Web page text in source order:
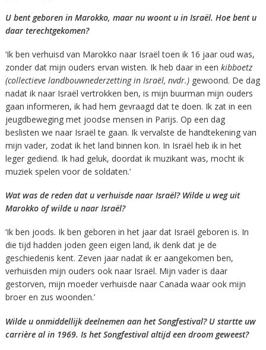
U bent geboren in Marokko, maar nu woont u in Israël. Hoe bent u
daar terechtgekomen?
‘Ik ben verhuisd van Marokko naar Israël toen ik 16 jaar oud was,
zonder dat mijn ouders ervan wisten. Ik heb daar in een kibboetz
(collectieve landbouwnederzetting in Israël, nvdr.) gewoond. De dag
nadat ik naar Israël vertrokken ben, is mijn buurman mijn ouders
gaan informeren, ik had hem gevraagd dat te doen. Ik zat in een
jeugdbeweging met joodse mensen in Parijs. Op een dag
beslisten we naar Israël te gaan. Ik vervalste de handtekening van
mijn vader, zodat ik het land binnen kon. In Israël heb ik in het
leger gediend. Ik had geluk, doordat ik muzikant was, mocht ik
muziek spelen voor de soldaten.’
Wat was de reden dat u verhuisde naar Israël? Wilde u weg uit
Marokko of wilde u naar Israël?
‘Ik ben joods. Ik ben geboren in het jaar dat Israël geboren is. In
die tijd hadden joden geen eigen land, ik denk dat je de
geschiedenis kent. Zeven jaar nadat ik er aangekomen ben,
verhuisden mijn ouders ook naar Israël. Mijn vader is daar
gestorven, mijn moeder verhuisde naar Canada waar ook mijn
broer en zus woonden.’
Wilde u onmiddellijk deelnemen aan het Songfestival? U startte uw
carrière al in 1969. Is het Songfestival altijd een droom geweest?